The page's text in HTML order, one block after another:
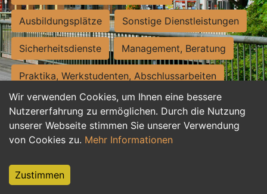
Wir verwenden Cookies, um Ihnen eine bessere
Nutzererfahrung zu ermöglichen. Durch die Nutzung
unserer Webseite stimmen Sie unserer Verwendung
von Cookies zu. Mehr Informationen
Zustimmen
Ausbildungsplätze Sonstige Dienstleistungen
Sicherheitsdienste Management, Beratung
Praktika, Werkstudenten, Abschlussarbeiten
Personalwesen Assistenz, Sekretariat
Hilfskräfte, Aushilfs- und Nebenjobs
Weiterbildung, Studium, duale Ausbildung